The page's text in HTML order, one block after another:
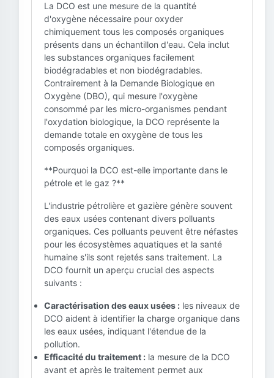
La DCO est une mesure de la quantité
d'oxygène nécessaire pour oxyder
chimiquement tous les composés organiques
présents dans un échantillon d'eau. Cela inclut
les substances organiques facilement
biodégradables et non biodégradables.
Contrairement à la Demande Biologique en
Oxygène (DBO), qui mesure l'oxygène
consommé par les micro-organismes pendant
l'oxydation biologique, la DCO représente la
demande totale en oxygène de tous les
composés organiques.
**Pourquoi la DCO est-elle importante dans le
pétrole et le gaz ?**
L'industrie pétrolière et gazière génère souvent
des eaux usées contenant divers polluants
organiques. Ces polluants peuvent être néfastes
pour les écosystèmes aquatiques et la santé
humaine s'ils sont rejetés sans traitement. La
DCO fournit un aperçu crucial des aspects
suivants :
Caractérisation des eaux usées : les niveaux de
DCO aident à identifier la charge organique dans
les eaux usées, indiquant l'étendue de la
pollution.
Efficacité du traitement : la mesure de la DCO
avant et après le traitement permet aux